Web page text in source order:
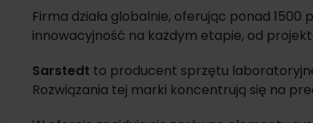
Firma działa globalnie, oferując ponad
innowacyjność na każdym etapie, od
Sarstedt to producent sprzętu
Rozwiązania tej marki koncentrują się na